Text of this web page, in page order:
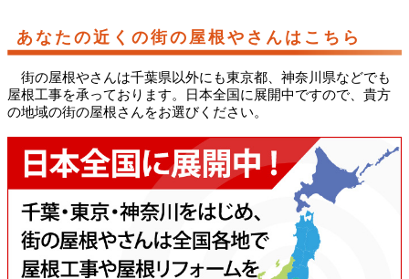
あなたの近くの街の屋根やさんはこちら
街の屋根やさんは千葉県以外にも東京都、神奈川県などでも
屋根工事を承っております。日本全国に展開中ですので、貴方
の地域の街の屋根さんをお選びください。